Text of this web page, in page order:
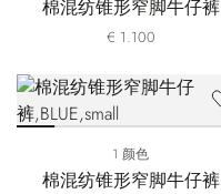
棉混纺锥形窄脚牛仔裤
€ 1.100
1 颜色
棉混纺锥形窄脚牛仔裤